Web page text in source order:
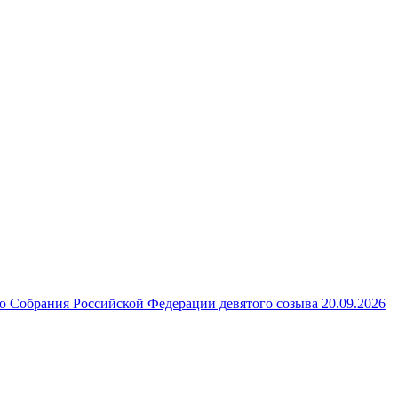
Российской Федерации девятого созыва 20.09.2026